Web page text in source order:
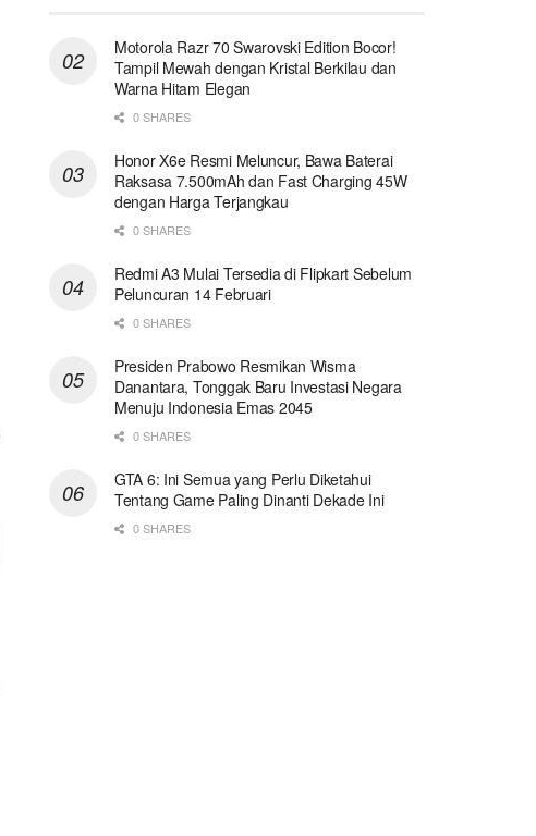
Motorola Razr 70 Swarovski Edition Bocor!
Tampil Mewah dengan Kristal Berkilau dan
Warna Hitam Elegan
0 SHARES
Honor X6e Resmi Meluncur, Bawa Baterai
Raksasa 7.500mAh dan Fast Charging 45W
dengan Harga Terjangkau
0 SHARES
Redmi A3 Mulai Tersedia di Flipkart Sebelum
Peluncuran 14 Februari
0 SHARES
Presiden Prabowo Resmikan Wisma
Danantara, Tonggak Baru Investasi Negara
Menuju Indonesia Emas 2045
0 SHARES
GTA 6: Ini Semua yang Perlu Diketahui
Tentang Game Paling Dinanti Dekade Ini
0 SHARES